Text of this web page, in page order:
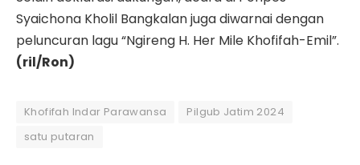
Syaichona Kholil Bangkalan juga diwarnai dengan
peluncuran lagu “Ngireng H. Her Mile Khofifah-Emil”.
(ril/Ron)
Khofifah Indar Parawansa
Pilgub Jatim 2024
satu putaran